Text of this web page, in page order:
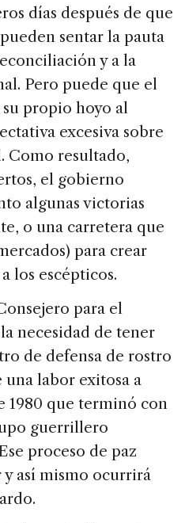
días después de que
sentar la pauta
y a la
Pero puede que el
su propio hoyo al
excesiva sobre
Como resultado,
el gobierno
algunas victorias
o una carretera que
para crear
los escépticos.
para el
necesidad de tener
de defensa de rostro
labor exitosa a
1980 que terminó con
guerrillero
proceso de paz
y así mismo ocurrirá